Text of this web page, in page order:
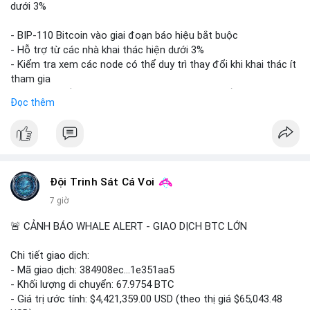
giá. Cần theo dõi sát sao bước tiếp theo của dòng tiền này.
Lời khuyên: Nhà đầu tư nhỏ lẻ nên thận trọng quan sát biến
động thanh khoản trong 24-48 giờ tới. Tránh hành động theo
cảm xúc, hãy chờ xác nhận điểm đến của số BTC này trước khi
điều chỉnh vị thế.
#556btc #36trusd
dưới 3%
- BIP-110 Bitcoin vào giai đoạn báo hiệu bắt buộc
- Hỗ trợ từ các nhà khai thác hiện dưới 3%
- Kiểm tra xem các node có thể duy trì thay đổi khi khai thác ít
tham gia
📰 Nguồn: Cointelegraph
Đọc thêm
Đội Trinh Sát Cá Voi
7 giờ
🚨 CẢNH BÁO WHALE ALERT - GIAO DỊCH BTC LỚN
Chi tiết giao dịch:
- Mã giao dịch: 384908ec...1e351aa5
- Khối lượng di chuyển: 67.9754 BTC
- Giá trị ước tính: $4,421,359.00 USD (theo thị giá $65,043.48